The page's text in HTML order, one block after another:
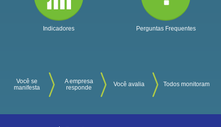
Indicadores Perguntas Frequentes
Você se
manifesta
A empresa
responde
Você avalia Todos monitoram